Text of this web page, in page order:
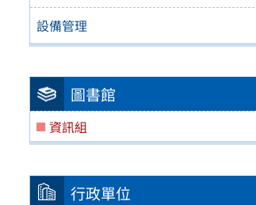
設備管理
圖書館
資訊組
行政單位